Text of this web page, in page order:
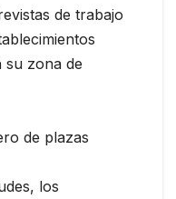
de trabajo
su zona de
de plazas
los